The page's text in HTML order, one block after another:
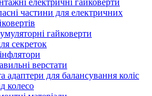
електричні гайковерти
частини для електричних
гайковерти
секреток
верстати
адаптери для балансування коліс
колесо